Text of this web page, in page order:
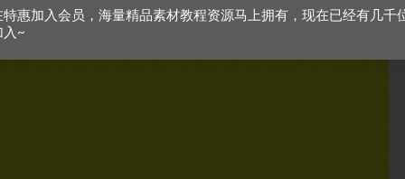
特惠加入会员，海量精品素材教程资源马上拥有，现在已经有几千
入~